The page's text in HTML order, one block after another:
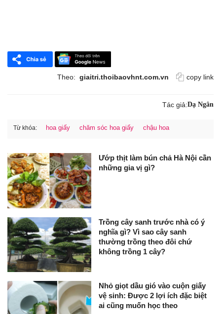
Theo: giaitri.thoibaovhnt.com.vn copy link
Tác giả:Dạ Ngân
Từ khóa: hoa giấy chăm sóc hoa giấy chậu hoa
Ướp thịt làm bún chả Hà Nội cần
những gia vị gì?
Trồng cây sanh trước nhà có ý
nghĩa gì? Vì sao cây sanh
thường trồng theo đôi chứ
không trồng 1 cây?
Nhỏ giọt dầu gió vào cuộn giấy
vệ sinh: Được 2 lợi ích đặc biệt
ai cũng muốn học theo